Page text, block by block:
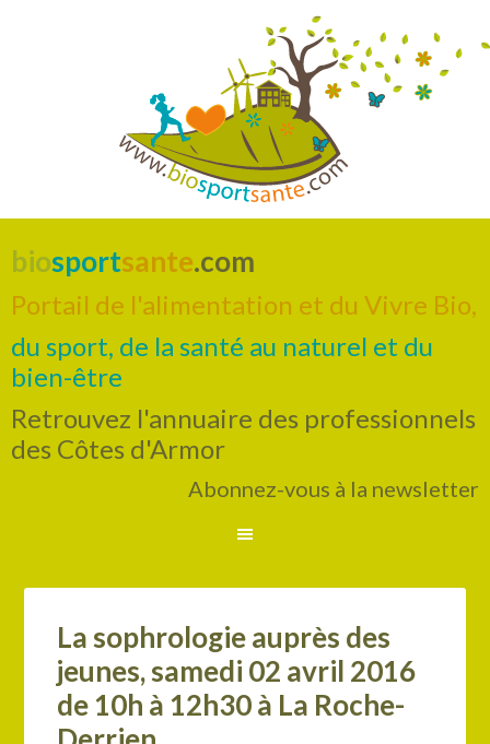
biosportsante.com
Portail de l'alimentation et du Vivre Bio,
du sport, de la santé au naturel et du
bien-être
Retrouvez l'annuaire des professionnels
des Côtes d'Armor
Abonnez-vous à la newsletter
La sophrologie auprès des
jeunes, samedi 02 avril 2016
de 10h à 12h30 à La Roche-